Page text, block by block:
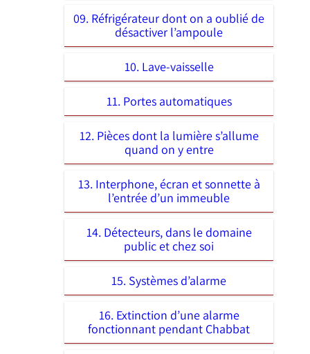
09. Réfrigérateur dont on a oublié de
désactiver l’ampoule
10. Lave-vaisselle
11. Portes automatiques
12. Pièces dont la lumière s’allume
quand on y entre
13. Interphone, écran et sonnette à
l’entrée d’un immeuble
14. Détecteurs, dans le domaine
public et chez soi
15. Systèmes d’alarme
16. Extinction d’une alarme
fonctionnant pendant Chabbat